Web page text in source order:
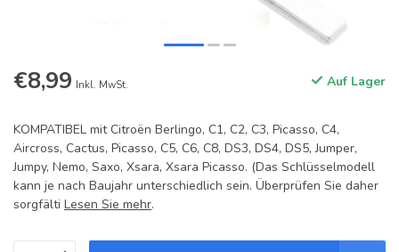
€8,99 Inkl. MwSt. Auf Lager
KOMPATIBEL mit Citroën Berlingo, C1, C2, C3, Picasso, C4,
Aircross, Cactus, Picasso, C5, C6, C8, DS3, DS4, DS5, Jumper,
Jumpy, Nemo, Saxo, Xsara, Xsara Picasso. (Das Schlüsselmodell
kann je nach Baujahr unterschiedlich sein. Überprüfen Sie daher
sorgfälti Lesen Sie mehr.